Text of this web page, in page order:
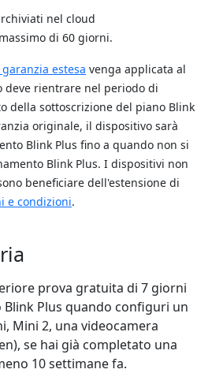
nel cloud
di 60 giorni.
estesa venga applicata al
deve rientrare nel periodo di
della sottoscrizione del piano Blink
originale, il dispositivo sarà
Blink Plus fino a quando non si
Blink Plus. I dispositivi non
beneficiare dell'estensione di
e condizioni.
prova gratuita di 7 giorni
Plus quando configuri un
Mini 2, una videocamera
se hai già completato una
10 settimane fa.